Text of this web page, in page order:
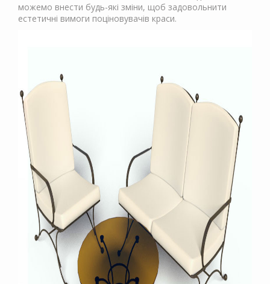
можемо внести будь-які зміни, щоб задовольнити
естетичні вимоги поціновувачів краси.